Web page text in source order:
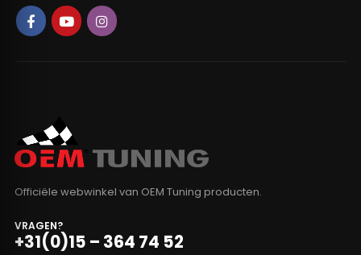
Officiële webwinkel van OEM Tuning producten.
VRAGEN?
+31(0)15 – 364 74 52